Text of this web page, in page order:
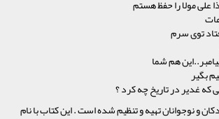
علی مولا را حفظ هستم
توی سرم
هم شما
بگیر
که غدیر در تاریخ چه کرد ؟
و نوجوانان تهیه و تنظیم شده است . این کتاب با نام